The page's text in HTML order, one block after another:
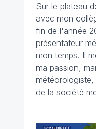
Sur le plateau
avec mon
fin de l'année
présentateur
mon temps. Il
ma passion,
de la société